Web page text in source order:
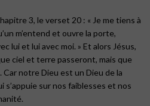
3, le verset 20 : « Je me tiens à
m’entend et ouvre la porte,
lui et lui avec moi. » Et alors Jésus,
ciel et terre passeront, mais que
notre Dieu est un Dieu de la
s’appuie sur nos faiblesses et nos